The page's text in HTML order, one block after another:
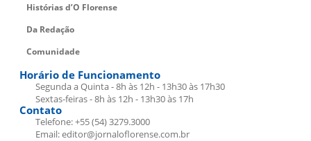
Histórias d’O Florense
Da Redação
Comunidade
Horário de Funcionamento
Segunda a Quinta - 8h às 12h - 13h30 às 17h30
Sextas-feiras - 8h às 12h - 13h30 às 17h
Contato
Telefone: +55 (54) 3279.3000
Email: editor@jornaloflorense.com.br